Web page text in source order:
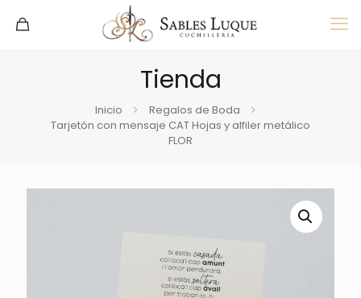
Tienda
Inicio
Regalos de Boda
Tarjetón con mensaje CAT Hojas y alfiler metálico
FLOR